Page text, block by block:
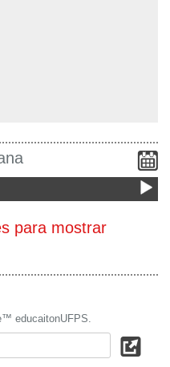
para mostrar
educaitonUFPS.